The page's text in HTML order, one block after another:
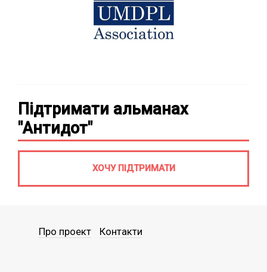
Підтримати альманах
"Антидот"
ХОЧУ ПІДТРИМАТИ
Про проект Контакти